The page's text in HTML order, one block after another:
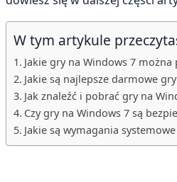
W tym artykule
Jakie gry na Windows 7
Jakie są najlepsze darmowe
Jak znaleźć i pobrać gry na
Czy gry na Windows 7 są
Jakie są wymagania